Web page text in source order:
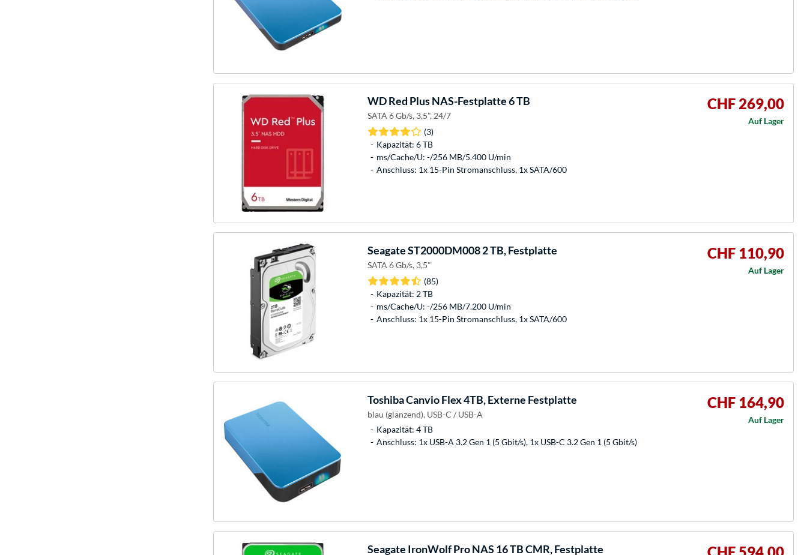
WDRed Plus NAS-Festplatte 6 TB
SATA 6 Gb/s, 3,5", 24/7
(3)
Kapazität: 6 TB
ms/Cache/U: -/256 MB/5.400 U/min
Anschluss: 1x 15-Pin Stromanschluss, 1x SATA/600
CHF 269,00
Auf Lager
SeagateST2000DM008 2 TB, Festplatte
SATA 6 Gb/s, 3,5"
(85)
Kapazität: 2 TB
ms/Cache/U: -/256 MB/7.200 U/min
Anschluss: 1x 15-Pin Stromanschluss, 1x SATA/600
CHF 110,90
Auf Lager
ToshibaCanvio Flex 4TB, Externe Festplatte
blau (glänzend), USB-C / USB-A
Kapazität: 4 TB
Anschluss: 1x USB-A 3.2 Gen 1 (5 Gbit/s), 1x USB-C 3.2 Gen 1 (5 Gbit/s)
CHF 164,90
Auf Lager
Seagate IronWolf Pro NAS 16 TB CMR, Festplatte